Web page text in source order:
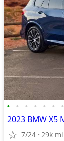
• • • • • • •
7/24 29k mi